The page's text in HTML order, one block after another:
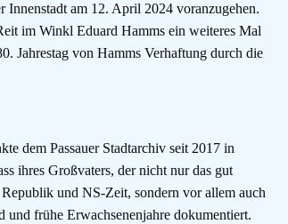
am 12. April 2024 voranzugehen.
im Winkl Eduard Hamms ein weiteres Mal
Jahrestag von Hamms Verhaftung durch die
dem Passauer Stadtarchiv seit 2017 in
ihres Großvaters, der nicht nur das gut
und NS-Zeit, sondern vor allem auch
und frühe Erwachsenenjahre dokumentiert.